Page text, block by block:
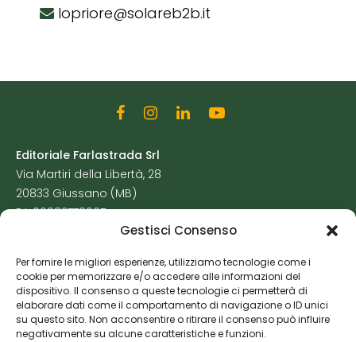
Gestisci Consenso
Per fornire le migliori esperienze, utilizziamo tecnologie come i
cookie per memorizzare e/o accedere alle informazioni del
dispositivo. Il consenso a queste tecnologie ci permetterà di
elaborare dati come il comportamento di navigazione o ID unici
su questo sito. Non acconsentire o ritirare il consenso può influire
negativamente su alcune caratteristiche e funzioni.
lopriore@solareb2b.it
Editoriale Farlastrada Srl
Via Martiri della Libertà, 28
20833 Giussano (MB)
P.I. 06982770965
Cookie Policy
Risorse Aggiuntive